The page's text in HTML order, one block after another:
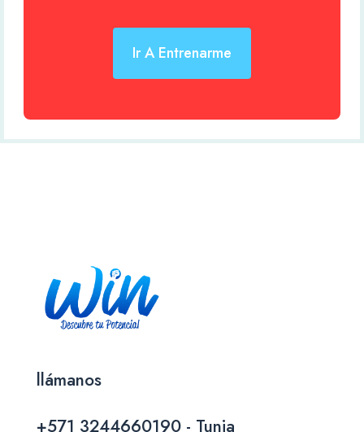
Ir A Entrenarme
llámanos
+571 3244660190 - Tunja